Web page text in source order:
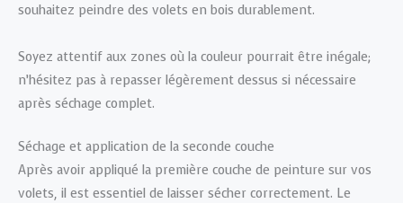
souhaitez peindre des volets en bois durablement.
Soyez attentif aux zones où la couleur pourrait être inégale;
n’hésitez pas à repasser légèrement dessus si nécessaire
après séchage complet.
Séchage et application de la seconde couche
Après avoir appliqué la première couche de peinture sur vos
volets, il est essentiel de laisser sécher correctement. Le